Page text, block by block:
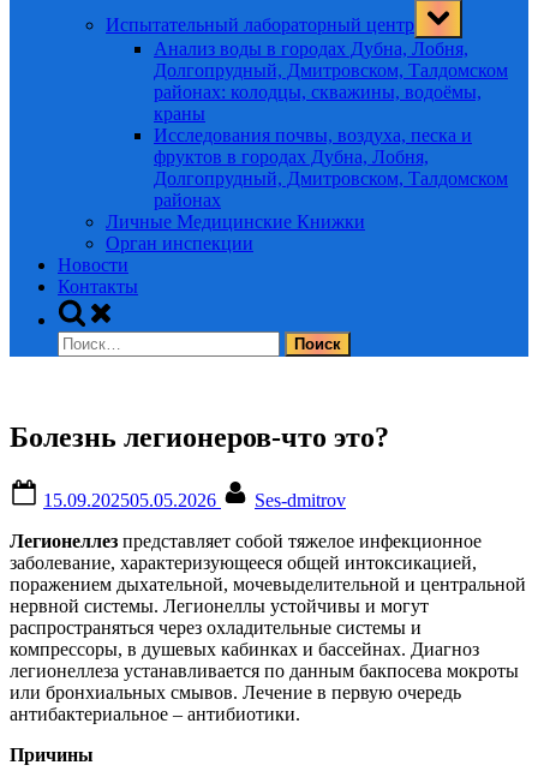
Испытательный лабораторный центр
Toggle
sub-
menu
Анализ воды в городах Дубна, Лобня,
Долгопрудный, Дмитровском, Талдомском
районах: колодцы, скважины, водоёмы,
краны
Исследования почвы, воздуха, песка и
фруктов в городах Дубна, Лобня,
Долгопрудный, Дмитровском, Талдомском
районах
Личные Медицинские Книжки
Орган инспекции
Новости
Контакты
Toggle
search
form
Найти:
Болезнь легионеров-что это?
on
15.09.202505.05.2026
Ses-dmitrov
Легионеллез представляет собой тяжелое инфекционное
заболевание, характеризующееся общей интоксикацией,
поражением дыхательной, мочевыделительной и центральной
нервной системы. Легионеллы устойчивы и могут
распространяться через охладительные системы и
компрессоры, в душевых кабинках и бассейнах. Диагноз
легионеллеза устанавливается по данным бакпосева мокроты
или бронхиальных смывов. Лечение в первую очередь
антибактериальное – антибиотики.
Причины